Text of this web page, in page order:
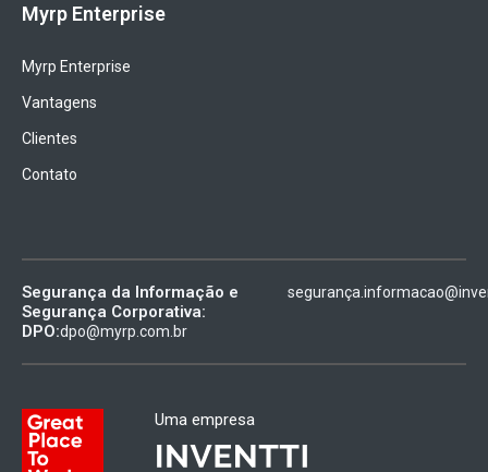
Myrp Enterprise
Myrp Enterprise
Vantagens
Clientes
Contato
Segurança da Informação e
Segurança Corporativa:
DPO:dpo@myrp.com.br
Uma empresa